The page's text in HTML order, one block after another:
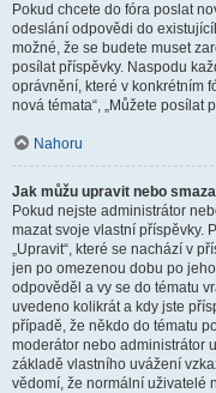
Pokud chcete do fóra poslat
odeslání odpovědi do
možné, že se budete muset
posílat příspěvky. Naspodu
oprávnění, které v konkrétním
nová témata“, „Můžete posílat
Nahoru
Jak můžu upravit nebo
Pokud nejste administrátor
mazat svoje vlastní příspěvky.
„Upravit“, které se nachází v
jen po omezenou dobu po
odpověděl a vy se do tématu
uvedeno kolikrát a kdy jste
případě, že někdo do tématu
moderátor nebo administrátor
základě vlastního uvážení
vědomí, že normální uživatelé